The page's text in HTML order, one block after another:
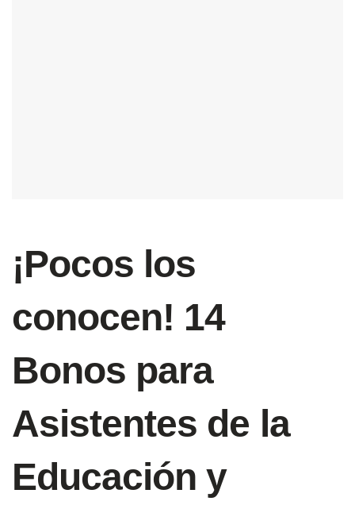
¡Pocos los
conocen! 14
Bonos para
Asistentes de la
Educación y